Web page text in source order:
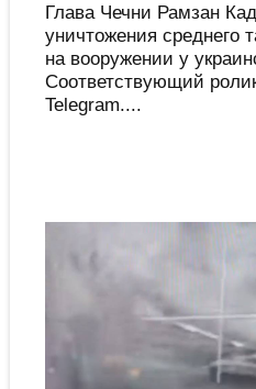
Глава Чечни Рамзан
уничтожения среднего
на вооружении у
Соответствующий
Telegram....